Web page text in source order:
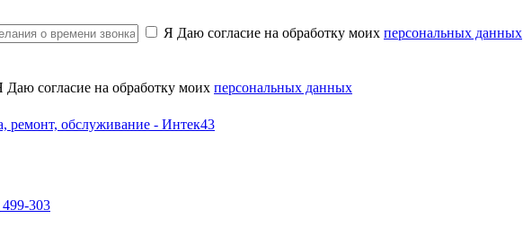
Я Даю согласие на обработку моих персональных данных
Даю согласие на обработку моих персональных данных
303